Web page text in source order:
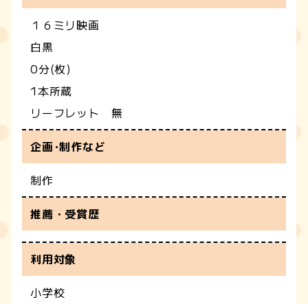
１６ミリ映画
白黒
0分(枚)
1本所蔵
リーフレット 無
企画･制作など
制作
推薦・受賞歴
利用対象
小学校